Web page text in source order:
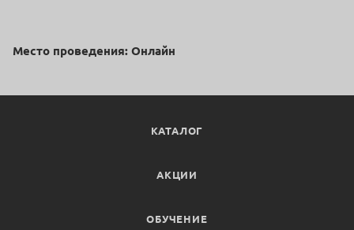
Место проведения: Онлайн
КАТАЛОГ
АКЦИИ
ОБУЧЕНИЕ